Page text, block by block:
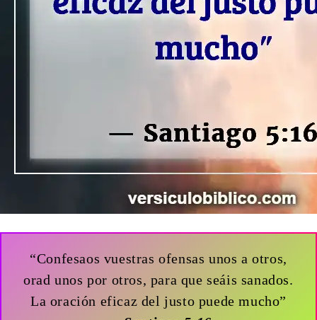
“Confesaos vuestras ofensas unos a otros,
orad unos por otros, para que seáis sanados.
La oración eficaz del justo puede mucho”